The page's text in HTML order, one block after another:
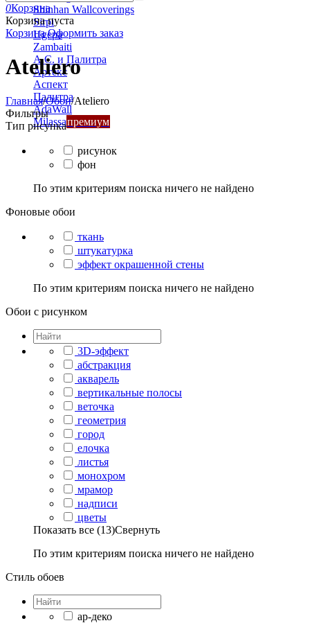
Shinhan Wallcoverings
Sirpi
Ugepa
Zambaiti
А.С. и Палитра
Артекс
Аспект
Палитра
AdaWall
Milassaпремиум
0Корзина
Корзина пуста
Корзина Оформить заказ
Ateliero
Главная/Обои/Ateliero
Фильтры
Тип рисунка
рисунок
фон
По этим критериям поиска ничего не найдено
Фоновые обои
ткань
штукатурка
эффект окрашенной стены
По этим критериям поиска ничего не найдено
Обои с рисунком
3D-эффект
абстракция
акварель
вертикальные полосы
веточка
геометрия
город
елочка
листья
монохром
мрамор
надписи
цветы
Показать все (13)Свернуть
По этим критериям поиска ничего не найдено
Стиль обоев
ар-деко